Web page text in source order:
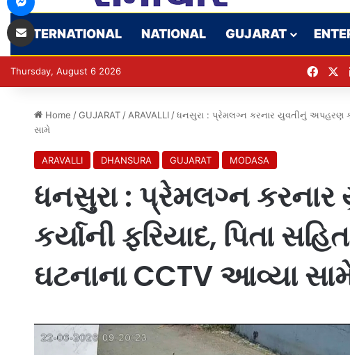
INTERNATIONAL NATIONAL GUJARAT
Thursday, August 6 2026
Home / GUJARAT / ARAVALLI / ધનસુરા : પ્રેમલગ્ન કરનાર યુવતીનું અપહરણ
સામે
ARAVALLI DHANSURA GUJARAT MODASA
ધનસુરા : પ્રેમલગ્ન
કર્યાની ફરિયાદ, પિતા
ઘટનાના CCTV આવ્યા